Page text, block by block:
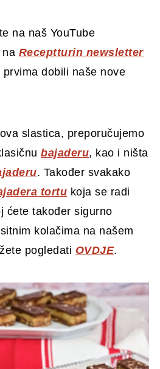
na naš YouTube
na Receptturin newsletter
dobili naše nove
slastica, preporučujemo
bajaderu, kao i ništa
. Također svakako
tortu koja se radi
ćete također sigurno
kolačima na našem
pogledati OVDJE.